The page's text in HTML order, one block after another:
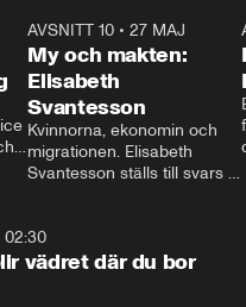
AVSNITT 10 •27 MAJ
My och makten:
Elisabeth
Svantesson
Kvinnorna, ekonomin och
migrationen. Elisabeth
Svantesson ställs till svars
02:30
vädret där du bor